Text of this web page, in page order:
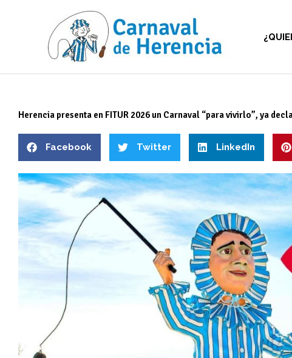
Herencia presenta en FITUR 2026 un Carnaval “para vivirlo”, ya
Facebook Twitter LinkedIn